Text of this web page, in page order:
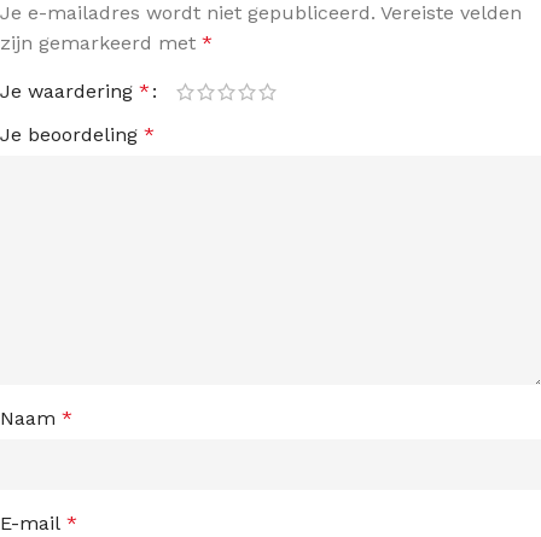
Je e-mailadres wordt niet gepubliceerd. Vereiste velden
zijn gemarkeerd met *
Je waardering *
Je beoordeling *
Naam *
E-mail *